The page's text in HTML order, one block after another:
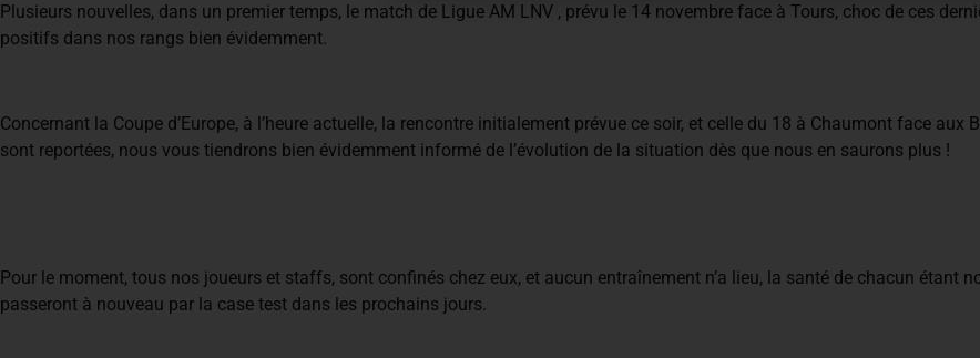
Plusieurs nouvelles, dans un premier temps, le match de Ligue AM LNV , prévu le 14 novembre face à Tours, choc de ces
positifs dans nos rangs bien évidemment.
Concernant la Coupe d’Europe, à l’heure actuelle, la rencontre initialement prévue ce soir, et celle du 18 à Chaumont face
sont reportées, nous vous tiendrons bien évidemment informé de l’évolution de la situation dès que nous en saurons plus !
Pour le moment, tous nos joueurs et staffs, sont confinés chez eux, et aucun entraînement n’a lieu, la santé de chacun étant
passeront à nouveau par la case test dans les prochains jours.